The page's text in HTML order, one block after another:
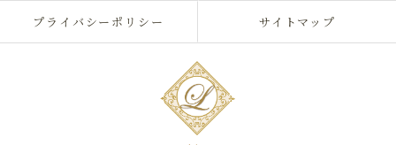
プライバシーポリシー サイトマップ